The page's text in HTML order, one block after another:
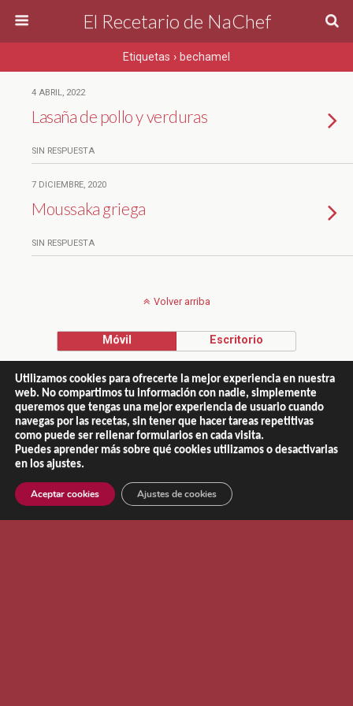
El Recetario de NaChef
Etiquetas › bechamel
4 ABRIL, 2022
Lasaña de pollo y verduras
SIN RESPUESTA
7 DICIEMBRE, 2020
Moussaka griega
SIN RESPUESTA
Volver arriba
Móvil Escritorio
Utilizamos cookies para ofrecerte la mejor experiencia en nuestra
web. No compartimos tu información con nadie, simplemente
queremos que tengas una mejor experiencia de usuario cuando
navegas por las recetas, sin tener que hacer tareas repetitivas
como puede ser rellenar formularios en cada visita.
Puedes aprender más sobre qué cookies utilizamos o desactivarlas
en los ajustes.
Aceptar cookies Ajustes de cookies
Copyright © 2013 - 2026 |El Recetario de NaChef
Aviso Legal|Política de Privacidad|Política de Cookies